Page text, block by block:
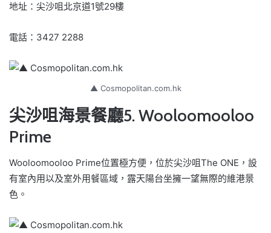
地址：尖沙咀北京道1號29樓
電話：3427 2288
▲ Cosmopolitan.com.hk
尖沙咀海景餐廳5. Wooloomooloo
Prime
Wooloomooloo Prime位置極方便，位於尖沙咀The ONE，設
有室內用以及室外用餐區域，露天陽台坐擁一望無際的維港景
色。